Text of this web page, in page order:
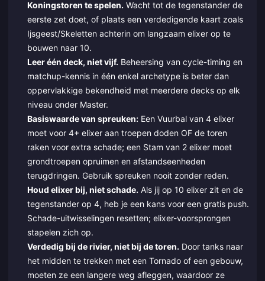
Koningstoren te spelen. Wacht tot de tegenstander de
eerste zet doet, of plaats een verdedigende kaart zoals
Ijsgeest/Skeletten achterin om langzaam elixer op te
bouwen naar 10.
Leer één deck, niet vijf. Beheersing van cycle-timing en
matchup-kennis in één enkel archetype is beter dan
oppervlakkige bekendheid met meerdere decks op elk
niveau onder Master.
Basiswaarde van spreuken:Een Vuurbal van 4 elixer
moet voor 4+ elixer aan troepen doden OF de toren
raken voor extra schade; een Stam van 2 elixer moet
grondtroepen opruimen en afstandseenheden
terugdringen. Gebruik spreuken nooit zonder reden.
Houd elixer bij, niet schade. Als jij op 10 elixer zit en de
tegenstander op 4, heb je een kans voor een gratis push.
Schade-uitwisselingen resetten; elixer-voorsprongen
stapelen zich op.
Verdedig bij de rivier, niet bij de toren. Door tanks naar
het midden te trekken met een Tornado of een gebouw,
moeten ze een langere weg afleggen, waardoor ze